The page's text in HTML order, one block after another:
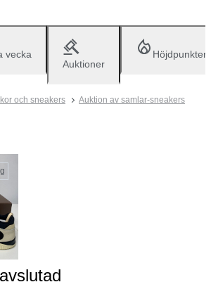
vecka
Auktioner
Höjdpunkter
och sneakers Auktion av samlar-sneakers